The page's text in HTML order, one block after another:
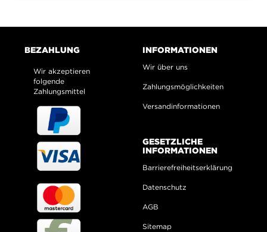
BEZAHLUNG
Wir akzeptieren
folgende
Zahlungsmittel
INFORMATIONEN
Wir über uns
Zahlungsmöglichkeiten
Versandinformationen
GESETZLICHE
INFORMATIONEN
Barrierefreiheitserklärung
Datenschutz
AGB
Sitemap